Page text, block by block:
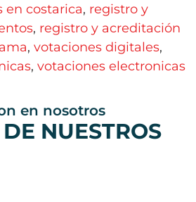
en costarica, registro y
, registro y acreditación
, votaciones digitales,
, votaciones electronicas
en nosotros
NUESTROS